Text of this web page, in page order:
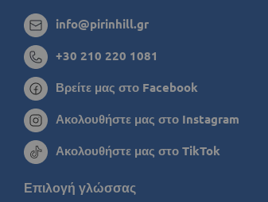
info@pirinhill.gr
+30 210 220 1081
Βρείτε μας στο Facebook
Ακολουθήστε μας στο Instagram
Ακολουθήστε μας στο TikTok
Επιλογή γλώσσας